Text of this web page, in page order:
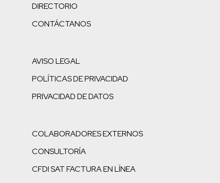
DIRECTORIO
CONTÁCTANOS
AVISO LEGAL
POLÍTICAS DE PRIVACIDAD
PRIVACIDAD DE DATOS
COLABORADORES EXTERNOS
CONSULTORÍA
CFDI SAT FACTURA EN LÍNEA